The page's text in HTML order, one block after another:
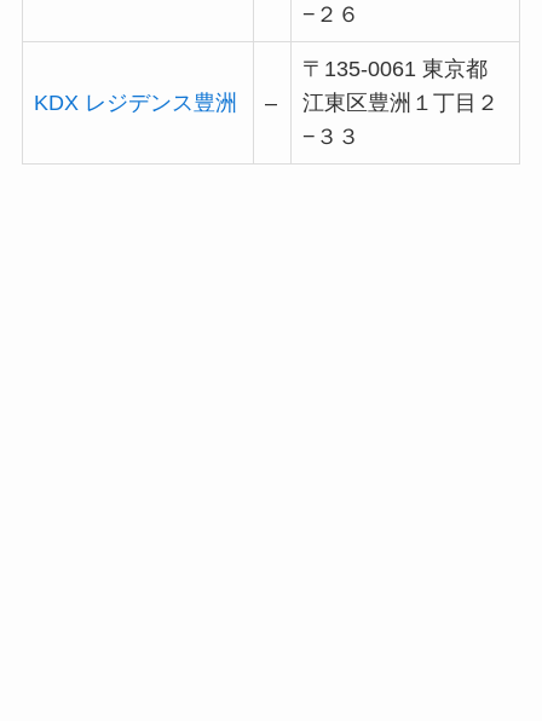
−２６
KDX レジデンス豊洲 –
〒135-0061 東京都
江東区豊洲１丁目２
−３３